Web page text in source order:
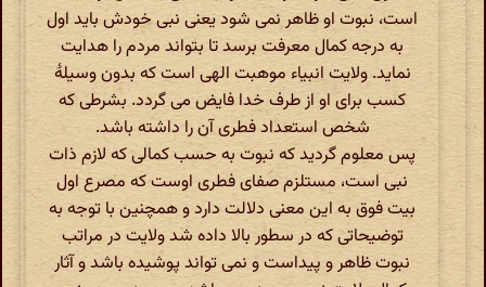
است، نبوت او ظاهر نمی شود یعنی نبی خودش باید اول
به درجه کمال معرفت برسد تا بتواند مردم را هدایت
نماید. ولایت انبیاء موهبت الهی است که بدون وسیلۀ
کسب برای او از طرف خدا فایض می گردد. بشرطی که
شخص استعداد فطری آن را داشته باشد.
پس معلوم گردید که نبوت به حسب کمالی که لازم ذات
نبی است، مستلزم صفای فطری اوست که مصرع اول
بیت فوق به این معنی دلالت دارد و همچنین با توجه به
توضیحاتی که در سطور بالا داده شد ولایت در مراتب
نبوت ظاهر و پیداست و نمی تواند پوشیده باشد و آثار